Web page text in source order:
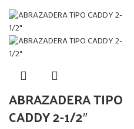
ABRAZADERA TIPO
CADDY 2-1/2″